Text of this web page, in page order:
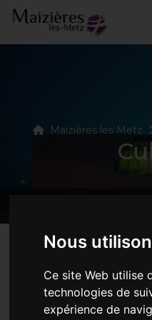
Nous
Ce site Web utilise
technologies de
expérience de
Skip to content
principal
Maizières les Metz
Ville